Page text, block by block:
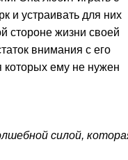
и устраивать для них
стороне жизни своей
внимания с его
которых ему не нужен
силой,